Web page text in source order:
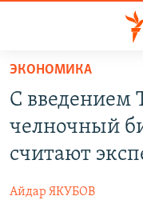
Вернуться
основному
содержанию
главной
навигацииТАДЖИКИСТАН
НОВОСТИ
ҚАЗАҚША
ЭКОНОМИКА
С введением
челночный
считают
Айдар ЯКУБОВ